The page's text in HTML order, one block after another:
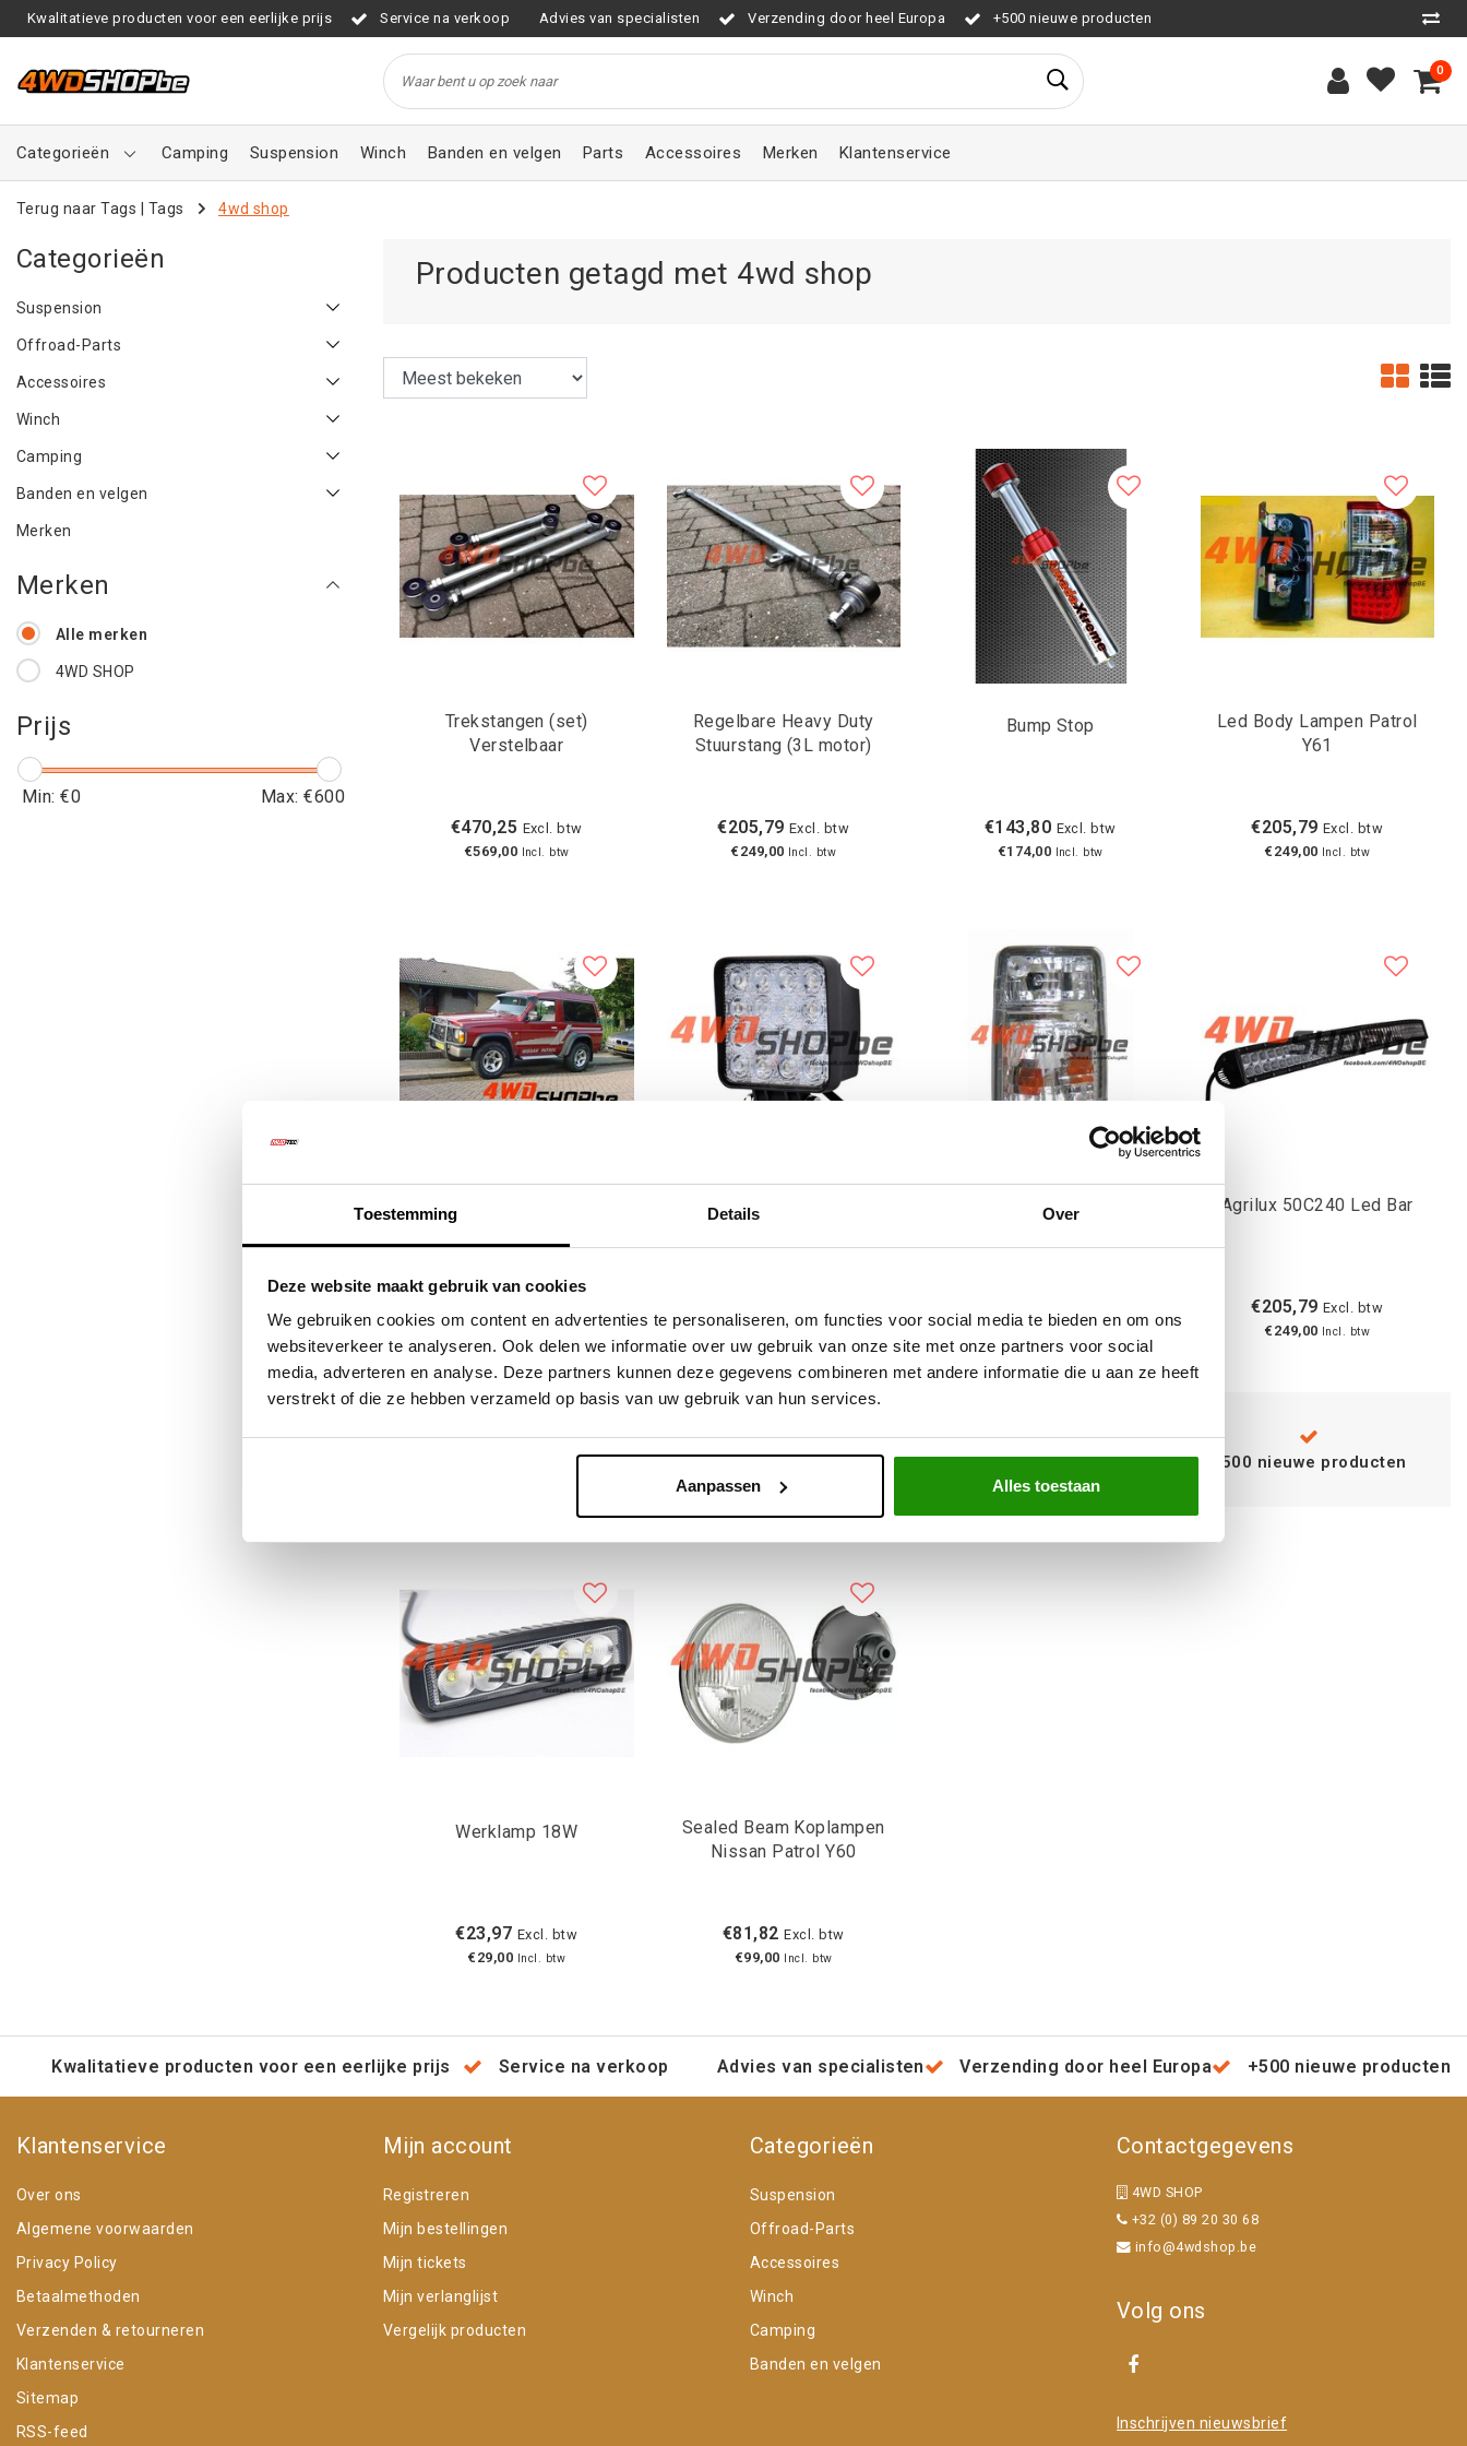
Toestemming Details Over
Deze website maakt gebruik van cookies
We gebruiken cookies om content en advertenties te personaliseren, om functies voor social media te bieden en om ons
websiteverkeer te analyseren. Ook delen we informatie over uw gebruik van onze site met onze partners voor social
media, adverteren en analyse. Deze partners kunnen deze gegevens combineren met andere informatie die u aan ze heeft
verstrekt of die ze hebben verzameld op basis van uw gebruik van hun services.
Aanpassen Alles toestaan
Kwalitatieve producten voor een eerlijke prijs Service na verkoop Advies van specialisten Verzending door heel Europa +500 nieuwe producten
0
Categorieën Camping Suspension Winch Banden en velgen Parts Accessoires Merken Klantenservice
Terug naar Tags Tags 4wd shop
Categorieën
Suspension
Offroad-Parts
Accessoires
Winch
Camping
Banden en velgen
Merken
Merken
Alle merken
4WD SHOP
Prijs
Min: €0 Max: €600
Producten getagd met 4wd shop
Trekstangen (set)
Verstelbaar
€470,25 Excl. btw
€569,00 Incl. btw
Regelbare Heavy Duty
Stuurstang (3L motor)
€205,79 Excl. btw
€249,00 Incl. btw
Bump Stop
€143,80 Excl. btw
€174,00 Incl. btw
Led Body Lampen Patrol
Y61
€205,79 Excl. btw
€249,00 Incl. btw
€419,00
Werklamp 48W
€39,00 Incl. btw
Y60
€79,00
Agrilux 50C240 Led Bar
€205,79 Excl. btw
€249,00 Incl. btw
Kwalitatieve producten voor een eerlijke prijs Service na verkoop
Advies van
specialisten
+500 nieuwe producten
Werklamp 18W
€23,97 Excl. btw
€29,00
Incl. btw
Sealed Beam Koplampen
Nissan Patrol Y60
€81,82 Excl. btw
€99,00
Incl. btw
Kwalitatieve producten voor een eerlijke prijs Service na verkoop Advies van specialisten Verzending door heel Europa +500 nieuwe producten
Klantenservice
Over ons
Algemene voorwaarden
Privacy Policy
Betaalmethoden
Verzenden & retourneren
Klantenservice
Sitemap
RSS-feed
Mijn account
Registreren
Mijn bestellingen
Mijn tickets
Mijn verlanglijst
Vergelijk producten
Categorieën
Suspension
Offroad-Parts
Accessoires
Winch
Camping
Banden en velgen
Contactgegevens
4WD SHOP
+32 (0) 89 20 30 68
info@4wdshop.be
Volg ons
Inschrijven nieuwsbrief